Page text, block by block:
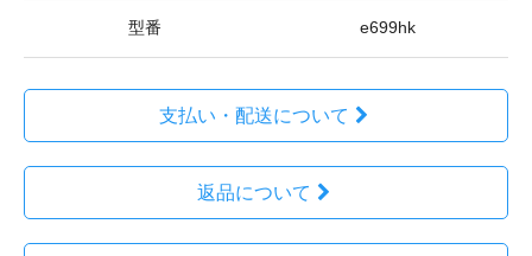
型番 e699hk
支払い・配送について
返品について